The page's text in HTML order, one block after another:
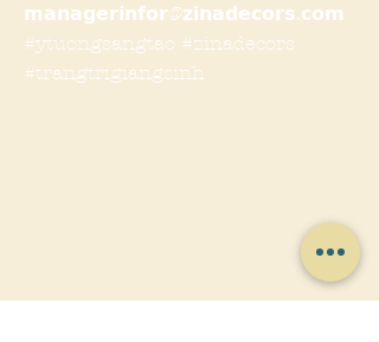
𝗺𝗮𝗻𝗮𝗴𝗲𝗿𝗶𝗻𝗳𝗼𝗿@𝘇𝗶𝗻𝗮𝗱𝗲𝗰𝗼𝗿𝘀.𝗰𝗼𝗺
#ytuongsangtao #zinadecors
#trangtrigiangsinh